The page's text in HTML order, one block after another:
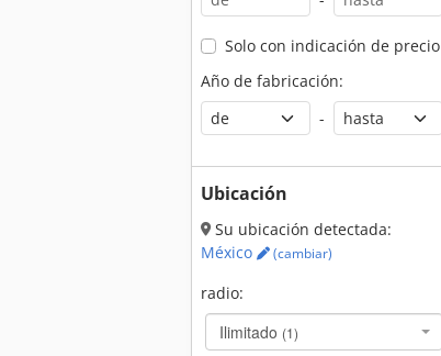
Solo con indicación de precio
Año de fabricación:
-
Ubicación
Su ubicación detectada:
México
(cambiar)
radio:
Ilimitado (1)